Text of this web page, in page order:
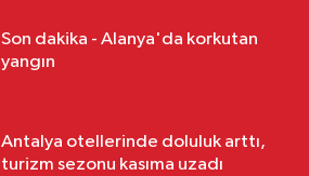
Son dakika - Alanya'da korkutan
yangın
Antalya otellerinde doluluk arttı,
turizm sezonu kasıma uzadı